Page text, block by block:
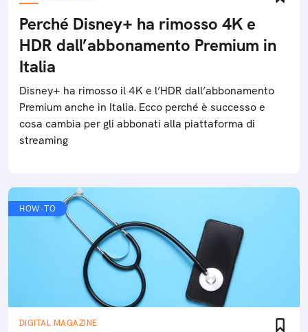
Perché Disney+ ha rimosso 4K e
HDR dall’abbonamento Premium in
Italia
Disney+ ha rimosso il 4K e l’HDR dall’abbonamento
Premium anche in Italia. Ecco perché è successo e
cosa cambia per gli abbonati alla piattaforma di
streaming
HOW-TO
DIGITAL MAGAZINE